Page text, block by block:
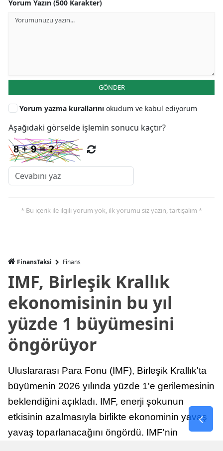
Yorum Yazın (500 Karakter)
GÖNDER
Yorum yazma kurallarını okudum ve kabul ediyorum
Aşağıdaki görselde işlemin sonucu kaçtır?
* Bu içerik ile ilgili yorum yok, ilk yorumu siz yazın, tartışalım *
FinansTaksi Finans
IMF, Birleşik Krallık
ekonomisinin bu yıl
yüzde 1 büyümesini
öngörüyor
Uluslararası Para Fonu (IMF), Birleşik Krallık'ta
büyümenin 2026 yılında yüzde 1'e gerilemesinin
beklendiğini açıkladı. IMF, enerji şokunun
etkisinin azalmasıyla birlikte ekonominin yavaş
yavaş toparlanacağını öngördü. IMF'nin